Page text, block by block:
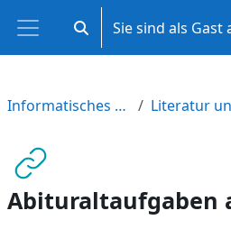
Zum Hauptinhalt
Website-Übersicht
Sucheingabe
Sie sind als Gast
Informatisches Problemlösen
Abituraltaufgaben